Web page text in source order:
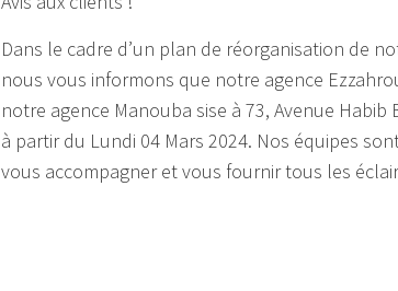
Dans le cadre d’un plan de réorganisation de
nous vous informons que notre agence
notre agence Manouba sise à 73, Avenue
à partir du Lundi 04 Mars 2024. Nos équipes
vous accompagner et vous fournir tous les